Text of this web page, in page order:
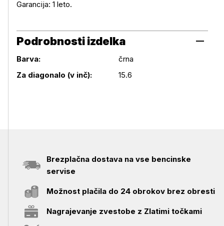
Garancija: 1 leto.
Podrobnosti izdelka
Barva:
črna
Za diagonalo (v inč):
15.6
Brezplačna dostava na vse bencinske
servise
Možnost plačila do 24 obrokov brez obresti
Nagrajevanje zvestobe z Zlatimi točkami